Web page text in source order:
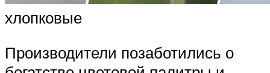
хлопковые
Производители позаботились о